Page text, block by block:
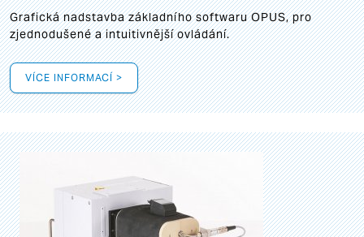
Grafickánadstavba základního softwaru OPUS, pro
zjednodušené a intuitivnější ovládání.
VÍCE INFORMACÍ >